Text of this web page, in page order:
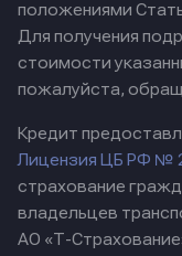
положениями
Для получения
стоимости
пожалуйста,
Кредит
Лицензия ЦБ РФ №
страхование
владельцев
АО «Т-